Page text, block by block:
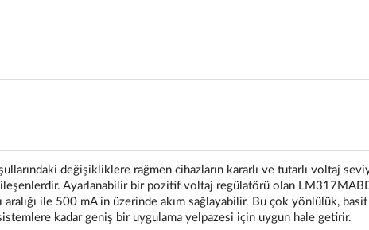
değişikliklere rağmen cihazların kararlı ve tutarlı voltaj
Ayarlanabilir bir pozitif voltaj regülatörü olan
aralığı ile 500 mA'in üzerinde akım sağlayabilir. Bu çok yönlülük,
kadar geniş bir uygulama yelpazesi için uygun hale getirir.